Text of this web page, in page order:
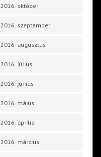
2016. október
2016. szeptember
2016. augusztus
2016. július
2016. június
2016. május
2016. április
2016. március